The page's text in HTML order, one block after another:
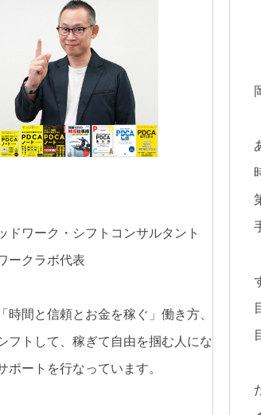
ドワーク・シフトコンサルタント
ークラボ代表
時間と信頼とお金を稼ぐ」働き方、
フトして、稼ぎて自由を掴む人にな
ポートを行なっています。